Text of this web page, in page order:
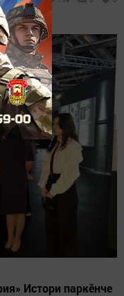
Истори паркӗнче